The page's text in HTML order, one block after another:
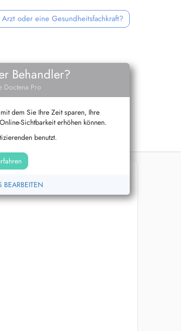
oder eine Gesundheitsfachkraft?
Behandler?
Doctena Pro
dem Sie Ihre Zeit sparen, Ihre
Sichtbarkeit erhöhen können.
benutzt.
BEARBEITEN